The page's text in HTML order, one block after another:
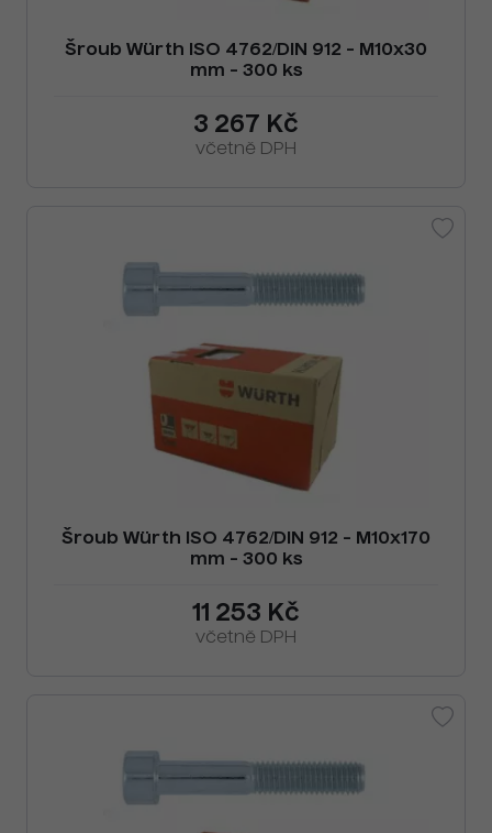
Šroub Würth ISO 4762/DIN 912 - M10x30
mm - 300 ks
3 267 Kč
včetně DPH
Šroub Würth ISO 4762/DIN 912 - M10x170
mm - 300 ks
11 253 Kč
včetně DPH